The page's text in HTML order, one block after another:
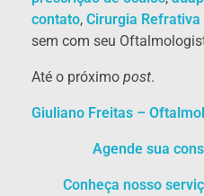
contato, Cirurgia Refrativa
sem com seu
Até o próximo post.
Giuliano Freitas –
Agende sua
Conheça nosso